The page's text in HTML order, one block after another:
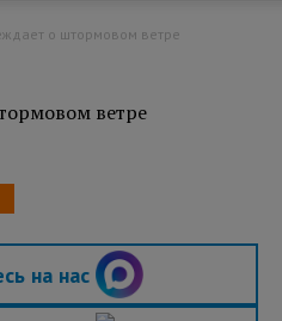
о штормовом ветре
ветре
на нас